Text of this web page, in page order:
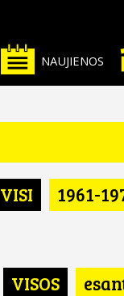
NAUJIENOS
VISI 1961-
VISOS